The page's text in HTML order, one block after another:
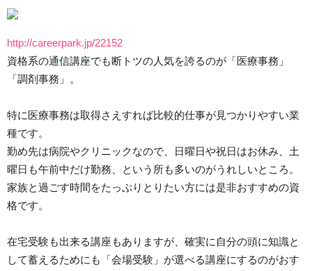
http://careerpark.jp/22152
資格系の通信講座でも断トツの人気を誇るのが「医療事務」
「調剤事務」。
特に医療事務は取得さえすれば比較的仕事が見つかりやすい業
種です。
勤め先は病院やクリニックなので、日曜日や祝日はお休み、土
曜日も午前中だけ勤務、という所も多いのがうれしいところ。
家族と過ごす時間をたっぷりとりたい方には是非おすすめの資
格です。
在宅受験も出来る講座もありますが、確実に自分の頭に知識と
して蓄えるためにも「会場受験」が選べる講座にするのがおす